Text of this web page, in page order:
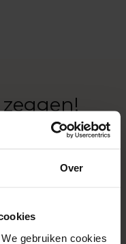
Over
gebruiken cookies